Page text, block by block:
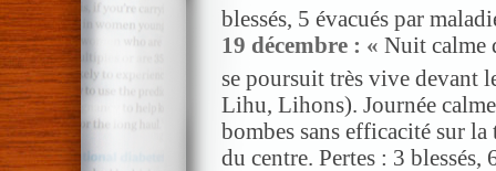
blessés, 5 évacués par
19 décembre : « Nuit calme
se poursuit très vive devant
Lihu, Lihons). Journée
bombes sans efficacité sur
du centre. Pertes : 3